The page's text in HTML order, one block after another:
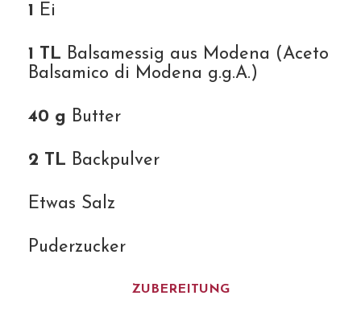
1 Ei
1 TL Balsamessig aus Modena (Aceto
Balsamico di Modena g.g.A.)
40 g Butter
2 TL Backpulver
Etwas Salz
Puderzucker
ZUBEREITUNG